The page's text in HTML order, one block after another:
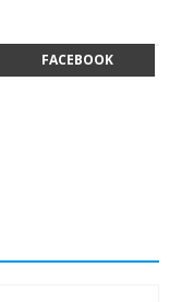
FACEBOOK